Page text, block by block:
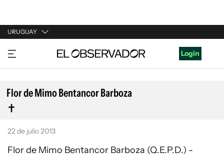
URUGUAY
URUGUAY
ARGENTINA
ESPAÑA
ESTADOS UNIDOS
Login
Flor de Mimo Bentancor Barboza
22 de julio 2013
Flor de Mimo Bentancor Barboza (Q.E.P.D.) -